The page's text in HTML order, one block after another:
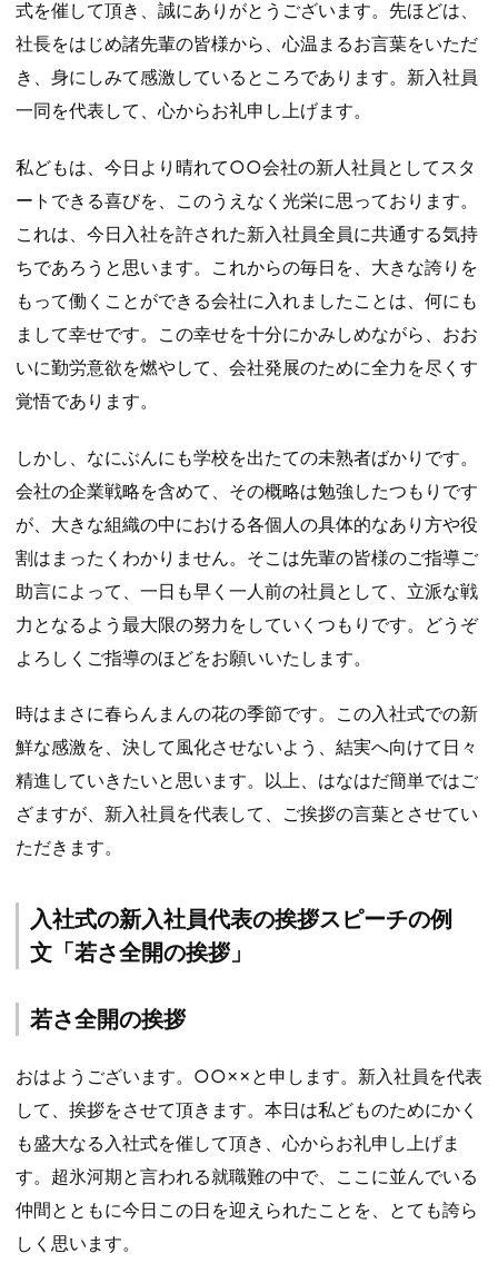
式を催して頂き、誠にありがとうございます。先ほどは、
社長をはじめ諸先輩の皆様から、心温まるお言葉をいただ
き、身にしみて感激しているところであります。新入社員
一同を代表して、心からお礼申し上げます。
私どもは、今日より晴れて○○会社の新人社員としてスタ
ートできる喜びを、このうえなく光栄に思っております。
これは、今日入社を許された新入社員全員に共通する気持
ちであろうと思います。これからの毎日を、大きな誇りを
もって働くことができる会社に入れましたことは、何にも
まして幸せです。この幸せを十分にかみしめながら、おお
いに勤労意欲を燃やして、会社発展のために全力を尽くす
覚悟であります。
しかし、なにぶんにも学校を出たての未熟者ばかりです。
会社の企業戦略を含めて、その概略は勉強したつもりです
が、大きな組織の中における各個人の具体的なあり方や役
割はまったくわかりません。そこは先輩の皆様のご指導ご
助言によって、一日も早く一人前の社員として、立派な戦
力となるよう最大限の努力をしていくつもりです。どうぞ
よろしくご指導のほどをお願いいたします。
時はまさに春らんまんの花の季節です。この入社式での新
鮮な感激を、決して風化させないよう、結実へ向けて日々
精進していきたいと思います。以上、はなはだ簡単ではご
ざますが、新入社員を代表して、ご挨拶の言葉とさせてい
ただきます。
入社式の新入社員代表の挨拶スピーチの例
文「若さ全開の挨拶」
若さ全開の挨拶
おはようございます。○○××と申します。新入社員を代表
して、挨拶をさせて頂きます。本日は私どものためにかく
も盛大なる入社式を催して頂き、心からお礼申し上げま
す。超氷河期と言われる就職難の中で、ここに並んでいる
仲間とともに今日この日を迎えられたことを、とても誇ら
しく思います。